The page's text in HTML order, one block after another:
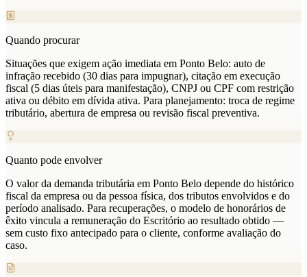
Quando procurar
Situações que exigem ação imediata em Ponto Belo: auto de
infração recebido (30 dias para impugnar), citação em execução
fiscal (5 dias úteis para manifestação), CNPJ ou CPF com restrição
ativa ou débito em dívida ativa. Para planejamento: troca de regime
tributário, abertura de empresa ou revisão fiscal preventiva.
Quanto pode envolver
O valor da demanda tributária em Ponto Belo depende do histórico
fiscal da empresa ou da pessoa física, dos tributos envolvidos e do
período analisado. Para recuperações, o modelo de honorários de
êxito vincula a remuneração do Escritório ao resultado obtido —
sem custo fixo antecipado para o cliente, conforme avaliação do
caso.